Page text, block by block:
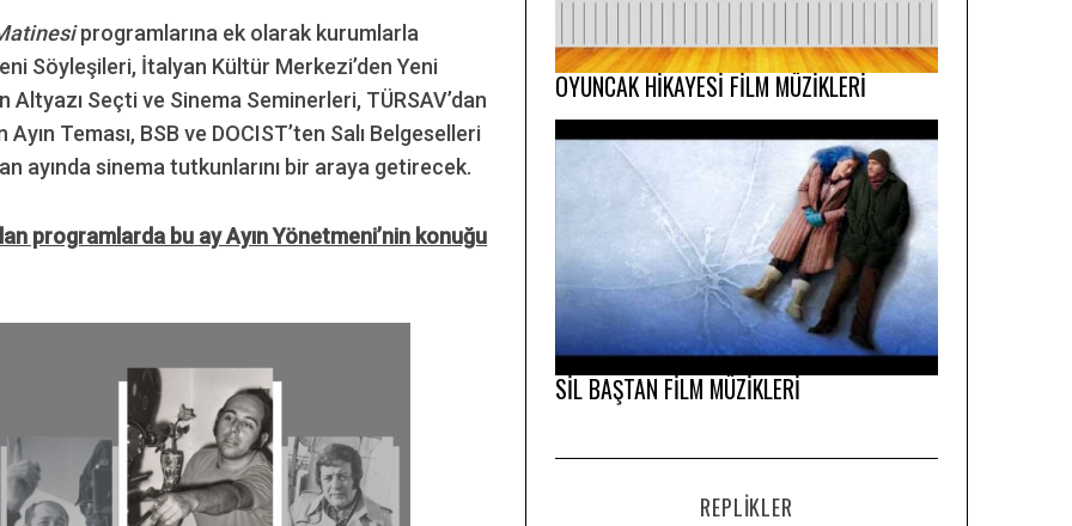
programlarına ek olarak kurumlarla
Söyleşileri, İtalyan Kültür Merkezi’den Yeni
Altyazı Seçti ve Sinema Seminerleri, TÜRSAV’dan
Teması, BSB ve DOCIST’ten Salı Belgeselleri
ayında sinema tutkunlarını bir araya getirecek.
programlarda bu ay Ayın Yönetmeni’nin konuğu
OYUNCAK HİKAYESİ FİLM MÜZİKLERİ
SİL BAŞTAN FİLM MÜZİKLERİ
REPLIKLER